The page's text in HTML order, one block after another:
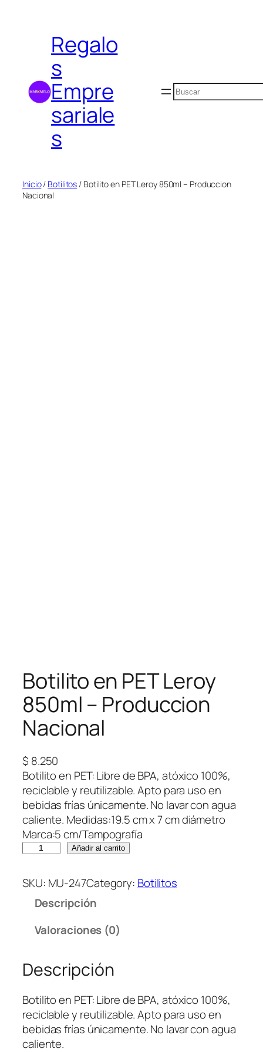
contenidoRegalo
s
Empre
sariale
s
Buscar
Inicio/ Botilitos / Botilito en PET Leroy 850ml – Produccion
Nacional
Botilito en PET Leroy
850ml – Produccion
Nacional
$ 8.250
Botilito en PET: Libre de BPA, atóxico 100%,
reciclable y reutilizable. Apto para uso en
bebidas frías únicamente. No lavar con agua
caliente. Medidas:19.5 cm x 7 cm diámetro
Marca:5 cm/Tampografía
t
i
e
n
P
E
T
L
Añadir al carrito
SKU: MU-247Category: Botilitos
Descripción
Valoraciones (0)
Descripción
Botilito en PET: Libre de BPA, atóxico 100%,
reciclable y reutilizable. Apto para uso en
bebidas frías únicamente. No lavar con agua
caliente.